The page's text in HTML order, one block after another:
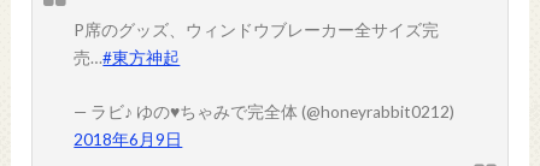
P席のグッズ、ウィンドウブレーカー全サイズ完
売…#東方神起
— ラビ♪ ゆの♥ちゃみで完全体 (@honeyrabbit0212)
2018年6月9日